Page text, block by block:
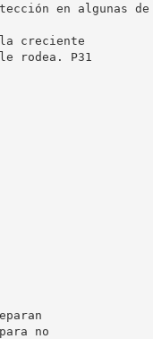
en algunas
creciente
rodea. P31
no